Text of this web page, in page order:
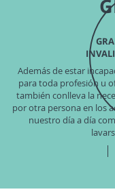
Además de estar
para toda profesión u
también conlleva la
por otra persona en los
nuestro día a día